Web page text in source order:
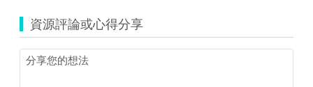
上
(圖
形
資源評論或心得分享